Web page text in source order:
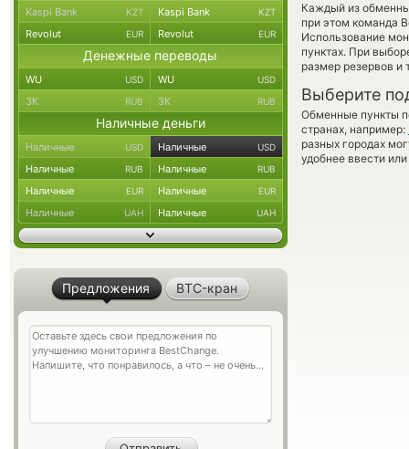
Каждый из
при этом команда
Использование
пунктах. При
размер резервов и
Выберите
Обменные пункты
странах, например:
разных городах
удобнее ввести
Kaspi Bank KZT Kaspi Bank KZT
Revolut EUR Revolut EUR
Денежные переводы
WU USD WU USD
ЗК RUB ЗК RUB
Наличные деньги
Наличные USD Наличные USD
Наличные RUB Наличные RUB
Наличные EUR Наличные EUR
Наличные UAH Наличные UAH
Предложения BTC-кран